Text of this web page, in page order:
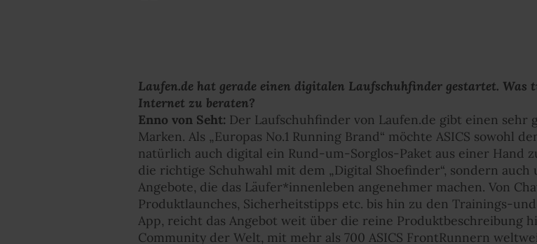
Laufen.de hat gerade einen digitalen Laufschuhfinder gestartet.
Internet zu beraten?
Enno von Seht: Der Laufschuhfinder von Laufen.de gibt einen sehr
Marken. Als „Europas No.1 Running Brand“ möchte ASICS sowohl
natürlich auch digital ein Rund-um-Sorglos-Paket aus einer Hand
die richtige Schuhwahl mit dem „Digital Shoefinder“, sondern
Angebote, die das Läufer*innenleben angenehmer machen. Von
Produktlaunches, Sicherheitstipps etc. bis hin zu den Trainings-
App, reicht das Angebot weit über die reine Produktbeschreibung
Community der Welt, mit mehr als 700 ASICS FrontRunnern